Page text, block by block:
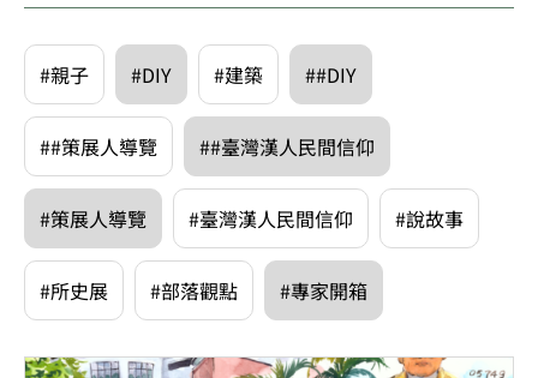
#親子 #DIY #建築 ##DIY
##策展人導覽 ##臺灣漢人民間信仰
#策展人導覽 #臺灣漢人民間信仰 #說故事
#所史展 #部落觀點 #專家開箱